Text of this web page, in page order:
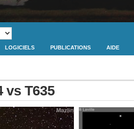
LOGICIELS PUBLICATIONS AIDE
vs T635